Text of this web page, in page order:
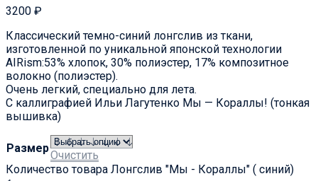
3200 ₽
Классический темно-синий лонгслив из ткани,
изготовленной по уникальной японской технологии
AIRism:53% хлопок, 30% полиэстер, 17% композитное
волокно (полиэстер).
Очень легкий, специально для лета.
С каллиграфией Ильи Лагутенко Мы — Кораллы! (тонкая
вышивка)
Размер
Очистить
Количество товара Лонгслив "Мы - Кораллы" ( синий)